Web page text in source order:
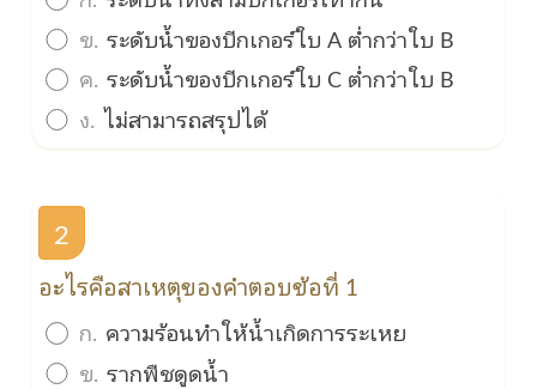
ข. ระดับน้ำของบีกเกอร์ใบ A ต่ำกว่าใบ B
ค. ระดับน้ำของบีกเกอร์ใบ C ต่ำกว่าใบ B
ง. ไม่สามารถสรุปได้
2
อะไรคือสาเหตุของคำตอบข้อที่ 1
ก. ความร้อนทำให้น้ำเกิดการระเหย
ข. รากพืชดูดน้ำ